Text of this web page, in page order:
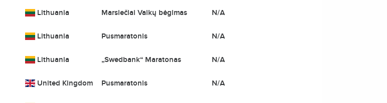
Lithuania Marsiečiai Vaikų bėgimas N/A
Lithuania Pusmaratonis N/A
Lithuania „Swedbank“ Maratonas N/A
United Kingdom Pusmaratonis N/A